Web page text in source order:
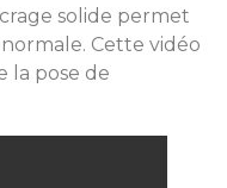
solide permet
Cette vidéo
la pose de